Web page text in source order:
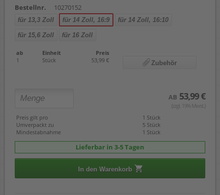
Bestellnr.
10270152
für 13,3 Zoll für 14 Zoll, 16:9 für 14 Zoll, 16:10
für 15,6 Zoll für 16 Zoll
ab Einheit
Preis
1
Stück 53,99 € Zubehör
AB 53,99 €
(zzgl. 19% Mwst.)
Preis gilt pro
1 Stück
Umverpackt zu
5 Stück
Mindestabnahme
1 Stück
Lieferbar in 3-5 Tagen
In den Warenkorb